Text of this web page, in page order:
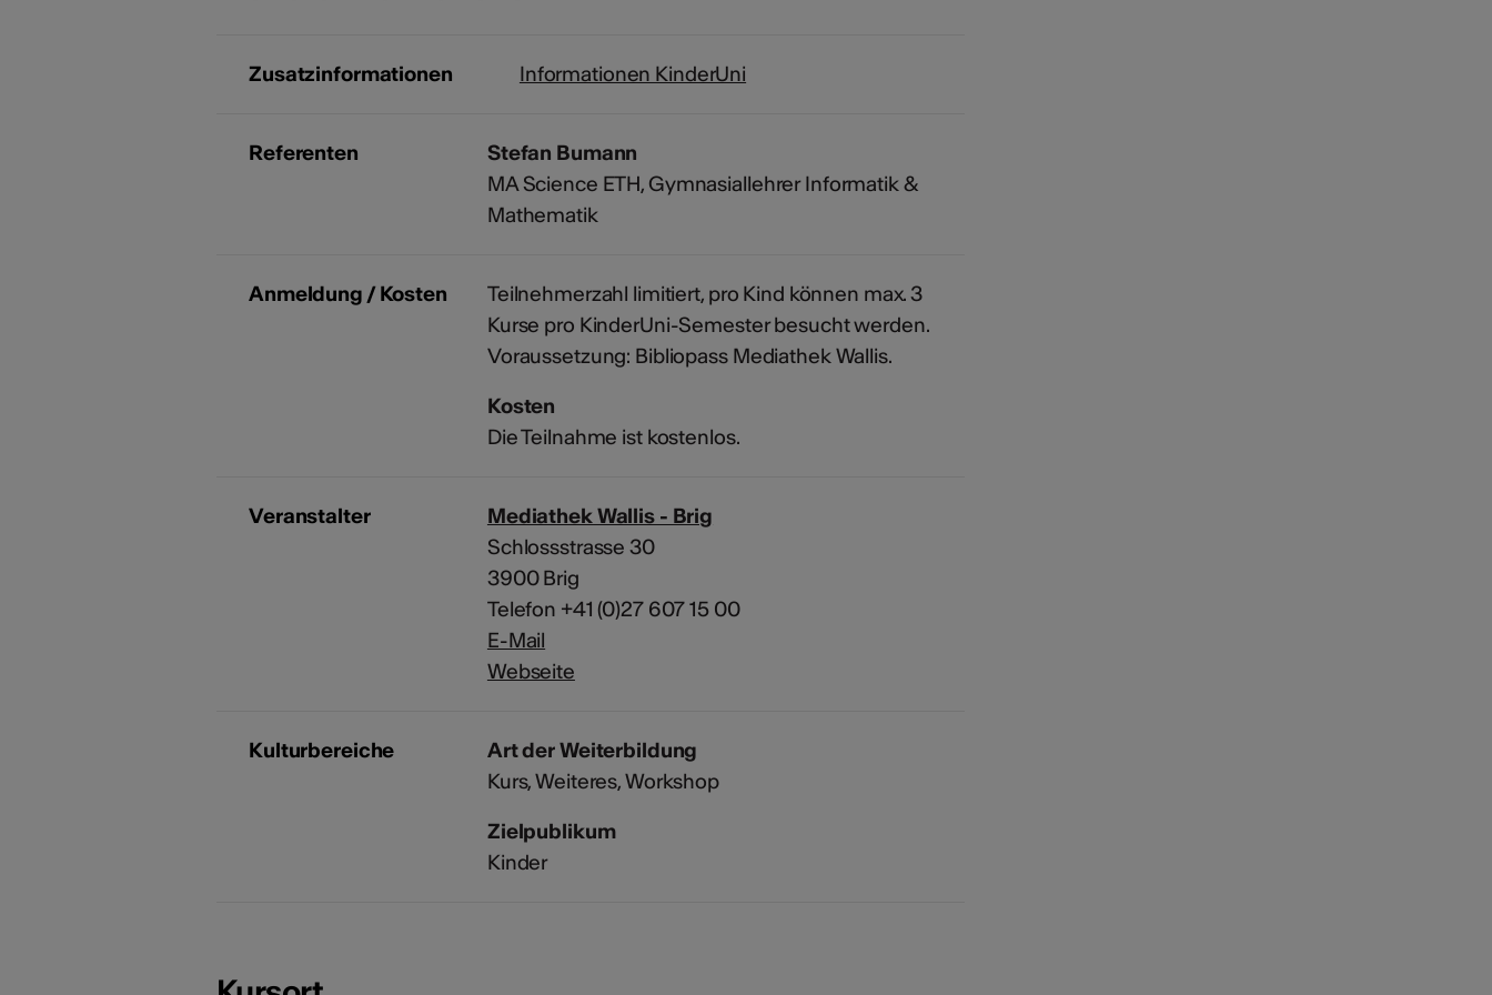
Zusatzinformationen Informationen KinderUni
Referenten
Stefan Bumann
MA Science ETH, Gymnasiallehrer Informatik &
Mathematik
Anmeldung / Kosten
Teilnehmerzahl limitiert, pro Kind können max. 3
Kurse pro KinderUni-Semester besucht werden.
Voraussetzung: Bibliopass Mediathek Wallis.
Kosten
Die Teilnahme ist kostenlos.
Veranstalter
Mediathek Wallis - Brig
Schlossstrasse 30
3900 Brig
Telefon +41 (0)27 607 15 00
E-Mail
Webseite
Kulturbereiche
Art der Weiterbildung
Kurs, Weiteres, Workshop
Zielpublikum
Kinder